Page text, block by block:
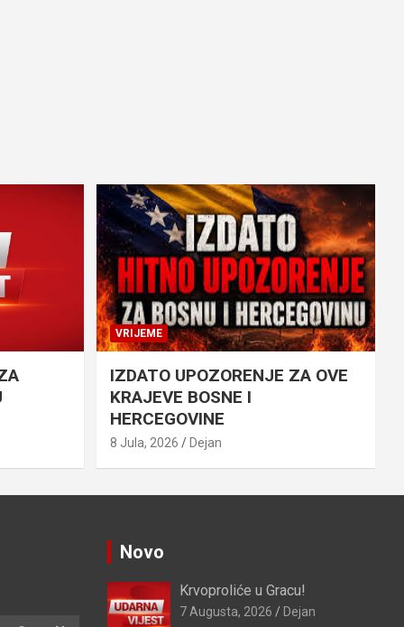
VRIJEME
IZDATO UPOZORENJE ZA OVE
KRAJEVE BOSNE I
HERCEGOVINE
8 Jula, 2026 Dejan
Novo
Krvoproliće u Gracu!
7 Augusta, 2026 Dejan